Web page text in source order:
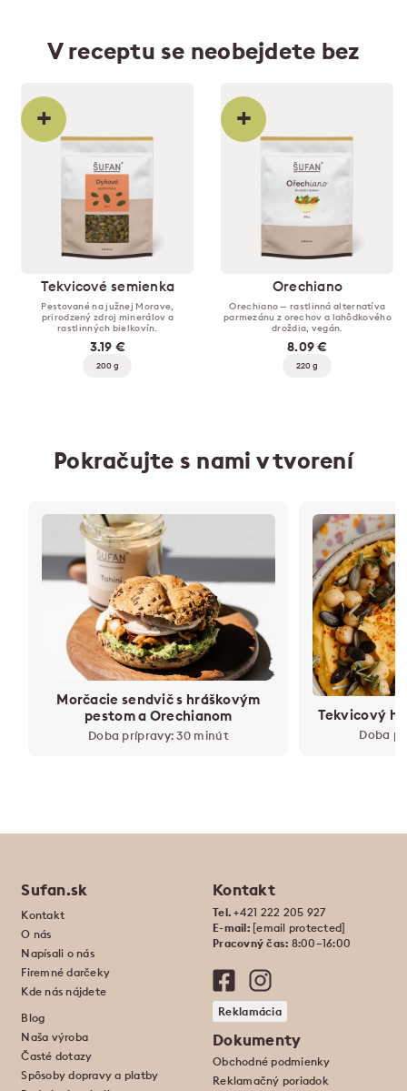
V receptu se neobejdete bez
+
Tekvicové semienka
Pestované na južnej Morave,
prirodzený zdroj minerálov a
rastlinných bielkovín.
3.19 €
200 g
+
Orechiano
Orechiano — rastlinná alternatíva
parmezánu z orechov a lahôdkového
droždia, vegán.
8.09 €
220 g
Pokračujte s nami v tvorení
Morčacie sendvič s hráškovým
pestom a Orechianom
Doba prípravy: 30 minút
Tekvicový
Doba
Sufan.sk
Kontakt
O nás
Napísali o nás
Firemné darčeky
Kde nás nájdete
Blog
Naša výroba
Časté dotazy
Spôsoby dopravy a platby
Kontakt
Tel. +421 222 205 927
E-mail: [email protected]
Pracovný čas: 8:00–16:00
Reklamácia
Dokumenty
Obchodné podmienky
Reklamačný poriadok